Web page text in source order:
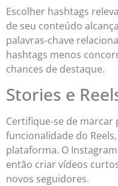
Escolher hashtags
de seu conteúdo
palavras-chave
hashtags menos
chances de destaque.
Stories e
Certifique-se de marcar
funcionalidade do
plataforma. O
então criar vídeos
novos seguidores.